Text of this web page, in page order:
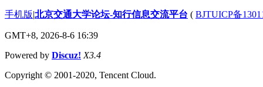
手机版|北京交通大学论坛-知行信息交流平台 ( BJTUICP备
GMT+8, 2026-8-6 16:39
Powered by Discuz! X3.4
Copyright © 2001-2020, Tencent Cloud.